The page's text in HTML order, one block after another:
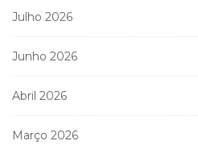
Julho 2026
Junho 2026
Abril 2026
Março 2026